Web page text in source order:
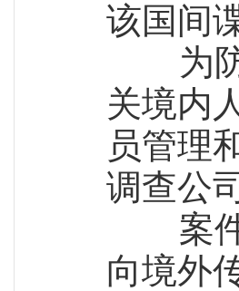
该国间
为防
关境内
员管理
调查公
案件
向境外